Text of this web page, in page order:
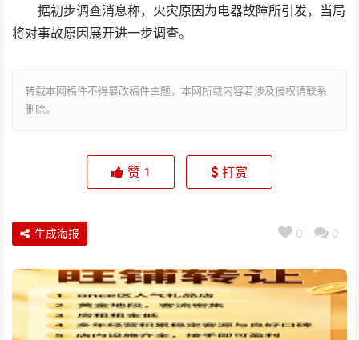
据初步调查消息称，火灾原因为电器故障所引发，当局
将对事故原因展开进一步调查。
转载本网稿件不得篡改稿件主题，本网所载内容若涉及侵权请联系
删除。
赞 1 打赏
0 0
生成海报